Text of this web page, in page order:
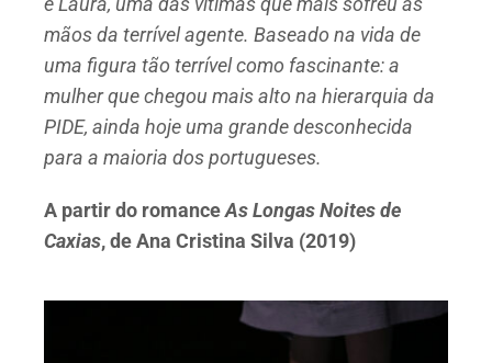
mãos da terrível agente. Baseado na vida de
uma figura tão terrível como fascinante: a
mulher que chegou mais alto na hierarquia da
PIDE, ainda hoje uma grande desconhecida
para a maioria dos portugueses.
A partir do romanceAs Longas Noites de
Caxias, de Ana Cristina Silva (2019)